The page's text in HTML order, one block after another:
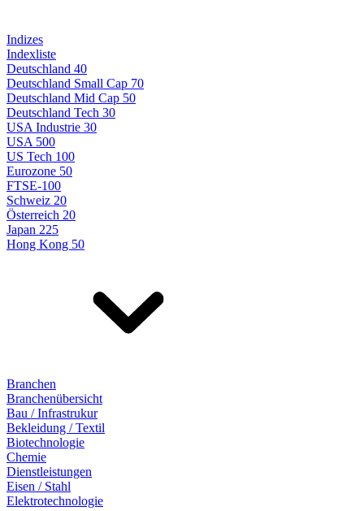
Indizes
Indexliste
Deutschland 40
Deutschland Small Cap 70
Deutschland Mid Cap 50
Deutschland Tech 30
USA Industrie 30
USA 500
US Tech 100
Eurozone 50
FTSE-100
Schweiz 20
Österreich 20
Japan 225
Hong Kong 50
Branchen
Branchenübersicht
Bau / Infrastrukur
Bekleidung / Textil
Biotechnologie
Chemie
Dienstleistungen
Eisen / Stahl
Elektrotechnologie